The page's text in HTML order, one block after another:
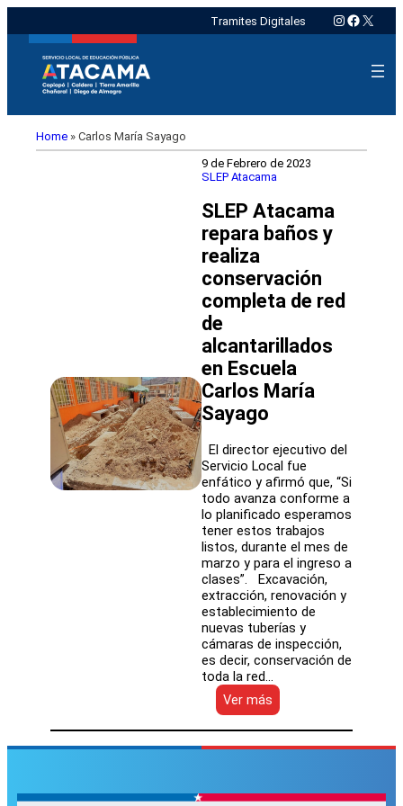
Tramites Digitales Instagram
X
Home » Carlos María Sayago
9 de Febrero de 2023
SLEP Atacama
SLEP Atacama
repara baños y
realiza
conservación
completa de red
de
alcantarillados
en Escuela
Carlos María
Sayago
El director ejecutivo del
Servicio Local fue
enfático y afirmó que, “Si
todo avanza conforme a
lo planificado esperamos
tener estos trabajos
listos, durante el mes de
marzo y para el ingreso a
clases”. Excavación,
extracción, renovación y
establecimiento de
nuevas tuberías y
cámaras de inspección,
es decir, conservación de
toda la red…
Ver más
SLEP
Atacama
repara
realiza